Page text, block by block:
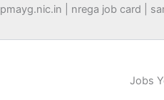
pmayg.nic.in | nrega job card |
Jobs